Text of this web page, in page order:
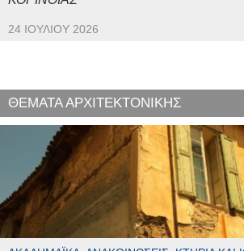
24 ΙΟΥΛΊΟΥ 2026
ΘΕΜΑΤΑ ΑΡΧΙΤΕΚΤΟΝΙΚΗΣ